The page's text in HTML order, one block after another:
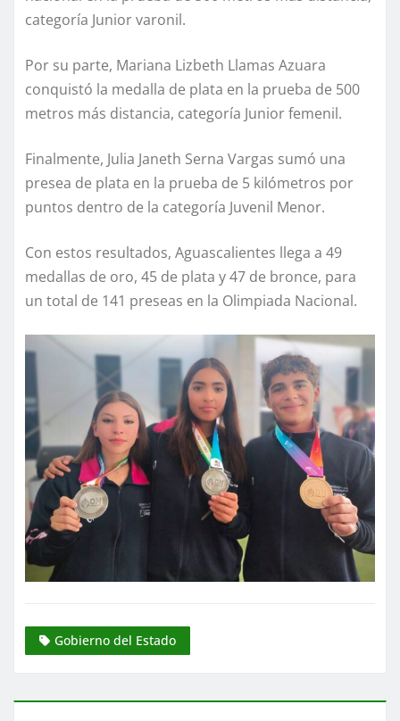
categoría Junior varonil.
Por su parte, Mariana Lizbeth Llamas Azuara
conquistó la medalla de plata en la prueba de 500
metros más distancia, categoría Junior femenil.
Finalmente, Julia Janeth Serna Vargas sumó una
presea de plata en la prueba de 5 kilómetros por
puntos dentro de la categoría Juvenil Menor.
Con estos resultados, Aguascalientes llega a 49
medallas de oro, 45 de plata y 47 de bronce, para
un total de 141 preseas en la Olimpiada Nacional.
Gobierno del Estado